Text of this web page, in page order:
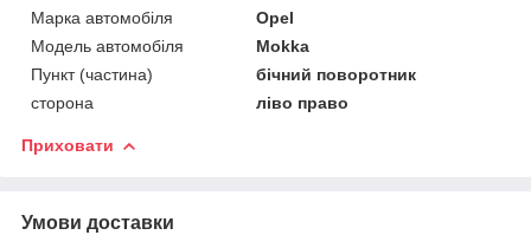
Марка автомобіля
Opel
Модель автомобіля
Mokka
Пункт (частина)
бічний поворотник
сторона
ліво право
Приховати
Умови доставки